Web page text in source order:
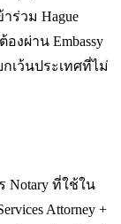
ร่วม Hague
องผ่าน Embassy
เว้นประเทศที่ไม่
Notary ที่ใช้ใน
Attorney +